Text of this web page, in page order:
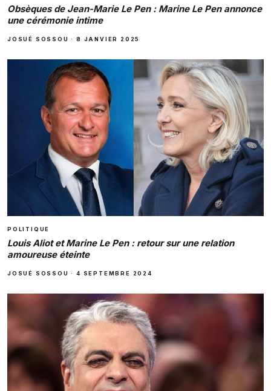
Obsèques de Jean-Marie Le Pen : Marine Le Pen annonce
une cérémonie intime
JOSUÉ SOSSOU ·8 JANVIER 2025
POLITIQUE
Louis Aliot et Marine Le Pen : retour sur une relation
amoureuse éteinte
JOSUÉ SOSSOU ·4 SEPTEMBRE 2024